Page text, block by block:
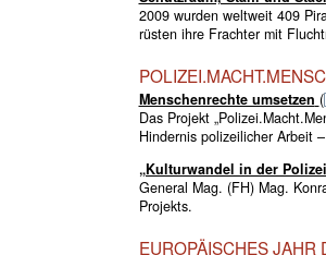
2009 wurden weltweit 409
rüsten ihre Frachter mit
Menschenrechte umsetzen (
Das Projekt
Hindernis polizeilicher Arbeit
„Kulturwandel in der
General Mag. (FH) Mag.
Projekts.
EUROPÄISCHES JAHR